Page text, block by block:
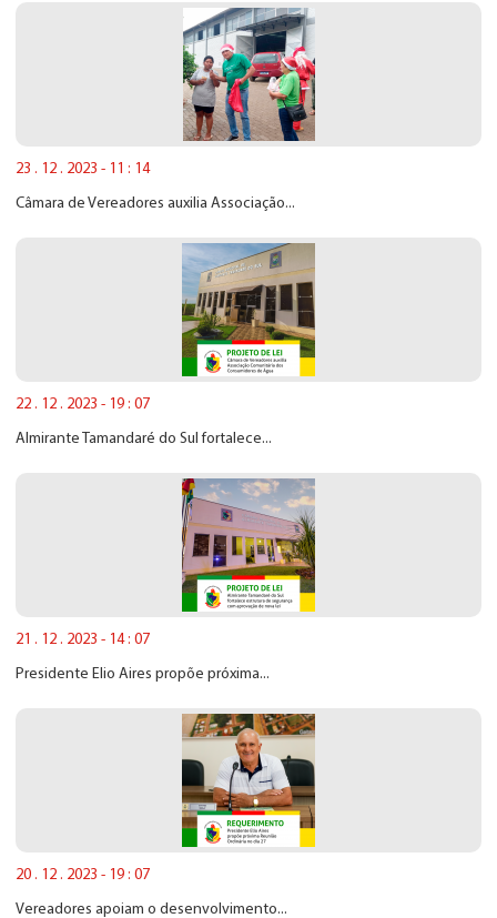
23 . 12 . 2023 - 11 : 14
Câmara de Vereadores auxilia Associação...
22 . 12 . 2023 - 19 : 07
Almirante Tamandaré do Sul fortalece...
21 . 12 . 2023 - 14 : 07
Presidente Elio Aires propõe próxima...
20 . 12 . 2023 - 19 : 07
Vereadores apoiam o desenvolvimento...